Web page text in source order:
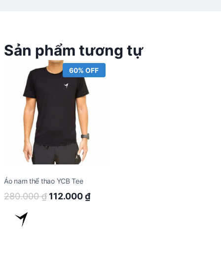
Sản phẩm tương tự
60% OFF
Áo nam thể thao YCB Tee
280.000₫ Original
112.000₫Current